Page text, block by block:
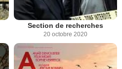
Section de recherches
20 octobre 2020